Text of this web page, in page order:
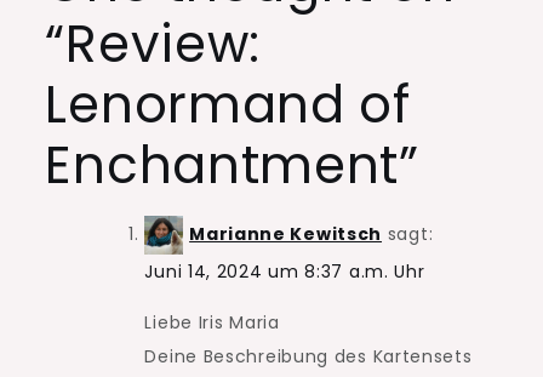
“Review:
Lenormand of
Enchantment”
Marianne Kewitsch sagt:
Juni 14, 2024 um 8:37 a.m. Uhr
Liebe Iris Maria
Deine Beschreibung des Kartensets